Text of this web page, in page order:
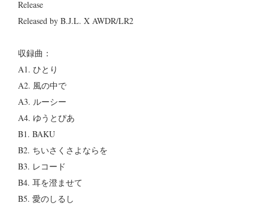
Release
Released by B.J.L. X AWDR/LR2
収録曲：
A1. ひとり
A2. 風の中で
A3. ルーシー
A4. ゆうとぴあ
B1. BAKU
B2. ちいさくさよならを
B3. レコード
B4. 耳を澄ませて
B5. 愛のしるし